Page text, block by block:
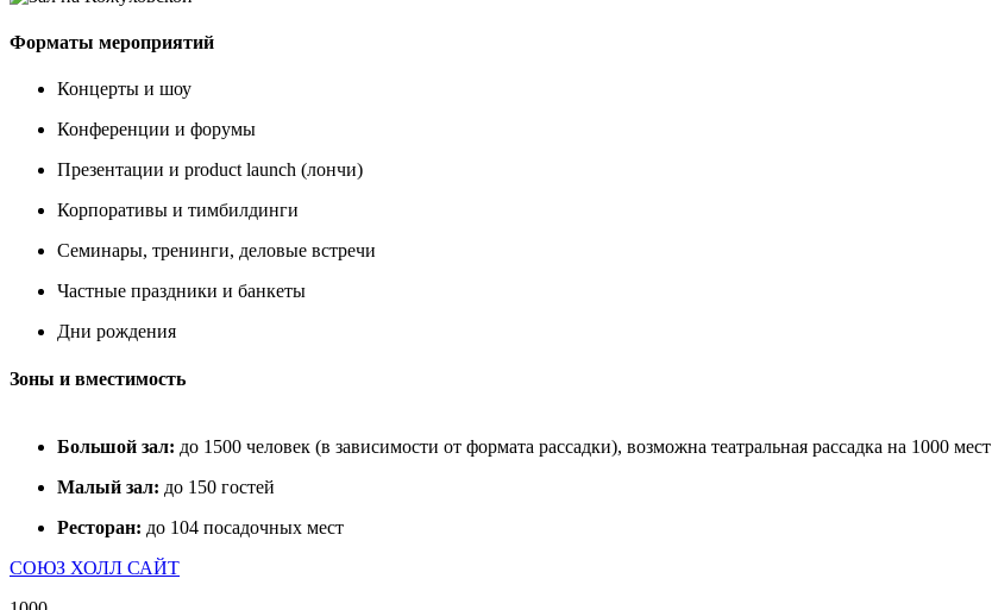
Форматы мероприятий
Концерты и шоу
Конференции и форумы
Презентации и product launch (лончи)
Корпоративы и тимбилдинги
Семинары, тренинги, деловые встречи
Частные праздники и банкеты
Дни рождения
Зоны и вместимость
Большой зал: до 1500 человек (в зависимости от формата рассадки), возможна театральная рассадка на 1000 мест
Малый зал: до 150 гостей
Ресторан: до 104 посадочных мест
CОЮЗ ХОЛЛ САЙТ